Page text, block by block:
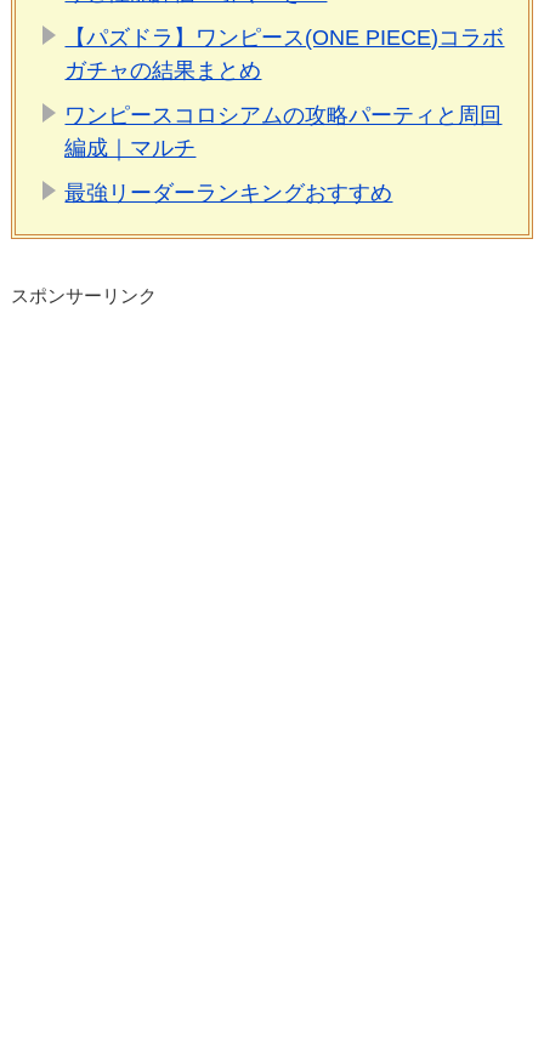
【パズドラ】ワンピース(ONE PIECE)コラボ
ガチャの結果まとめ
ワンピースコロシアムの攻略パーティと周回
編成｜マルチ
最強リーダーランキングおすすめ
スポンサーリンク